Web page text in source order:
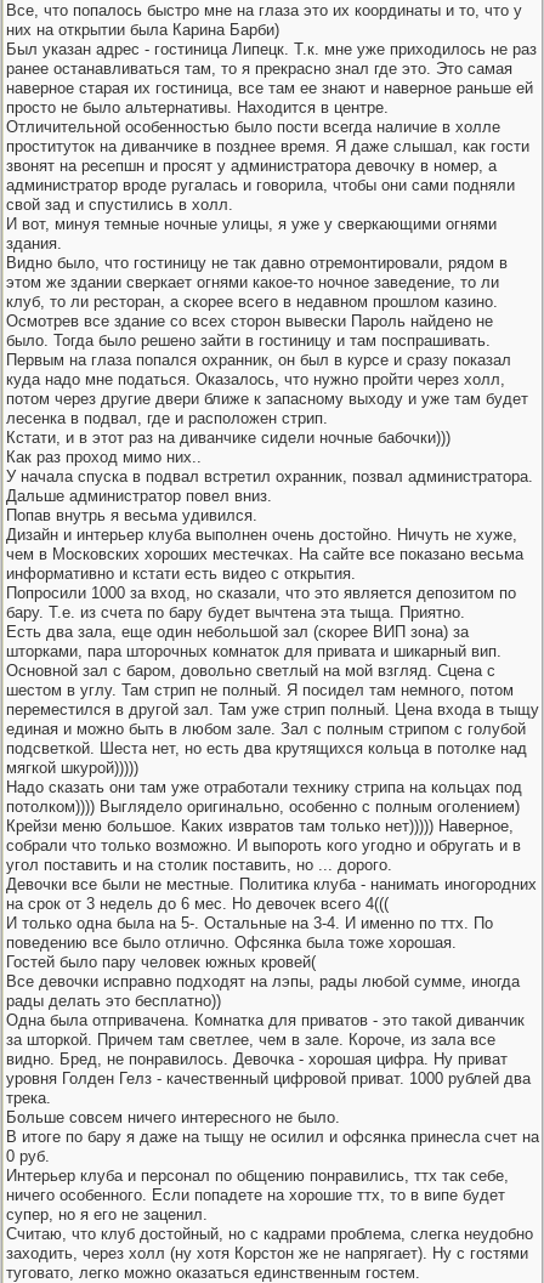
Все, что попалось быстро мне на глаза это их координаты и то, что у
них на открытии была Карина Барби)
Был указан адрес - гостиница Липецк. Т.к. мне уже приходилось не раз
ранее останавливаться там, то я прекрасно знал где это. Это самая
наверное старая их гостиница, все там ее знают и наверное раньше ей
просто не было альтернативы. Находится в центре.
Отличительной особенностью было пости всегда наличие в холле
проституток на диванчике в позднее время. Я даже слышал, как гости
звонят на ресепшн и просят у администратора девочку в номер, а
администратор вроде ругалась и говорила, чтобы они сами подняли
свой зад и спустились в холл.
И вот, минуя темные ночные улицы, я уже у сверкающими огнями
здания.
Видно было, что гостиницу не так давно отремонтировали, рядом в
этом же здании сверкает огнями какое-то ночное заведение, то ли
клуб, то ли ресторан, а скорее всего в недавном прошлом казино.
Осмотрев все здание со всех сторон вывески Пароль найдено не
было. Тогда было решено зайти в гостиницу и там поспрашивать.
Первым на глаза попался охранник, он был в курсе и сразу показал
куда надо мне податься. Оказалось, что нужно пройти через холл,
потом через другие двери ближе к запасному выходу и уже там будет
лесенка в подвал, где и расположен стрип.
Кстати, и в этот раз на диванчике сидели ночные бабочки)))
Как раз проход мимо них..
У начала спуска в подвал встретил охранник, позвал администратора.
Дальше администратор повел вниз.
Попав внутрь я весьма удивился.
Дизайн и интерьер клуба выполнен очень достойно. Ничуть не хуже,
чем в Московских хороших местечках. На сайте все показано весьма
информативно и кстати есть видео с открытия.
Попросили 1000 за вход, но сказали, что это является депозитом по
бару. Т.е. из счета по бару будет вычтена эта тыща. Приятно.
Есть два зала, еще один небольшой зал (скорее ВИП зона) за
шторками, пара шторочных комнаток для привата и шикарный вип.
Основной зал с баром, довольно светлый на мой взгляд. Сцена с
шестом в углу. Там стрип не полный. Я посидел там немного, потом
переместился в другой зал. Там уже стрип полный. Цена входа в тыщу
единая и можно быть в любом зале. Зал с полным стрипом с голубой
подсветкой. Шеста нет, но есть два крутящихся кольца в потолке над
мягкой шкурой)))))
Надо сказать они там уже отработали технику стрипа на кольцах под
потолком)))) Выглядело оригинально, особенно с полным оголением)
Крейзи меню большое. Каких извратов там только нет))))) Наверное,
собрали что только возможно. И выпороть кого угодно и обругать и в
угол поставить и на столик поставить, но ... дорого.
Девочки все были не местные. Политика клуба - нанимать иногородних
на срок от 3 недель до 6 мес. Но девочек всего 4(((
И только одна была на 5-. Остальные на 3-4. И именно по ттх. По
поведению все было отлично. Офсянка была тоже хорошая.
Гостей было пару человек южных кровей(
Все девочки исправно подходят на лэпы, рады любой сумме, иногда
рады делать это бесплатно))
Одна была отпривачена. Комнатка для приватов - это такой диванчик
за шторкой. Причем там светлее, чем в зале. Короче, из зала все
видно. Бред, не понравилось. Девочка - хорошая цифра. Ну приват
уровня Голден Гелз - качественный цифровой приват. 1000 рублей два
трека.
Больше совсем ничего интересного не было.
В итоге по бару я даже на тыщу не осилил и офсянка принесла счет на
0 руб.
Интерьер клуба и персонал по общению понравились, ттх так себе,
ничего особенного. Если попадете на хорошие ттх, то в випе будет
супер, но я его не заценил.
Считаю, что клуб достойный, но с кадрами проблема, слегка неудобно
заходить, через холл (ну хотя Корстон же не напрягает). Ну с гостями
туговато, легко можно оказаться единственным гостем.